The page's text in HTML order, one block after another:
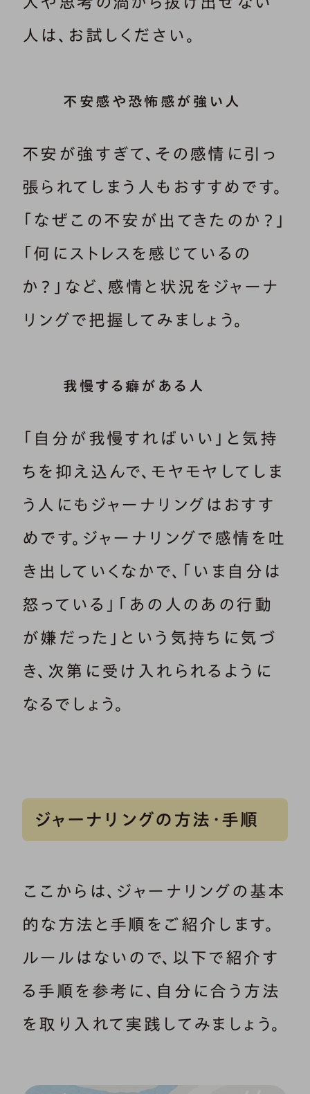
人は、お試しください。
不安感や恐怖感が強い人
不安が強すぎて、その感情に引っ
張られてしまう人もおすすめです。
「なぜこの不安が出てきたのか？」
「何にストレスを感じているの
か？」など、感情と状況をジャーナ
リングで把握してみましょう。
我慢する癖がある人
「自分が我慢すればいい」と気持
ちを抑え込んで、モヤモヤしてしま
う人にもジャーナリングはおすす
めです。ジャーナリングで感情を吐
き出していくなかで、「いま自分は
怒っている」「あの人のあの行動
が嫌だった」という気持ちに気づ
き、次第に受け入れられるように
なるでしょう。
ジャーナリングの方法・手順
ここからは、ジャーナリングの基本
的な方法と手順をご紹介します。
ルールはないので、以下で紹介す
る手順を参考に、自分に合う方法
を取り入れて実践してみましょう。